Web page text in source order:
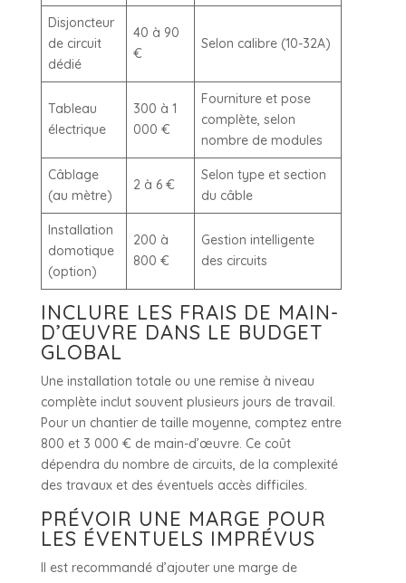
Disjoncteur
de circuit
dédié
40 à 90
€
Selon calibre (10-32A)
Tableau
électrique
300 à 1
000 €
Fourniture et pose
complète, selon
nombre de modules
Câblage
(au mètre)
2 à 6 €
Selon type et section
du câble
Installation
domotique
(option)
200 à
800 €
Gestion intelligente
des circuits
INCLURE LES FRAIS DE MAIN-
D’ŒUVRE DANS LE BUDGET
GLOBAL
Une installation totale ou une remise à niveau
complète inclut souvent plusieurs jours de travail.
Pour un chantier de taille moyenne, comptez entre
800 et 3 000 € de main-d’œuvre. Ce coût
dépendra du nombre de circuits, de la complexité
des travaux et des éventuels accès difficiles.
PRÉVOIR UNE MARGE POUR
LES ÉVENTUELS IMPRÉVUS
Il est recommandé d’ajouter une marge de